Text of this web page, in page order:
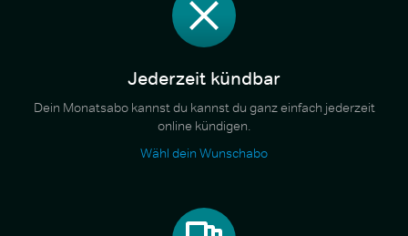
Jederzeit kündbar
Dein Monatsabo kannst du kannst du ganz einfach jederzeit
online kündigen.
Wähl dein Wunschabo